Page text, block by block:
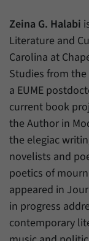
Zeina G. Halabi
Literature and
Carolina at
Studies from
a EUME
current book
the Author in
the elegiac
novelists and
poetics of
appeared in
in progress
contemporary